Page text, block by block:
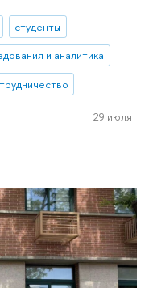
студенты
и аналитика
29 июля